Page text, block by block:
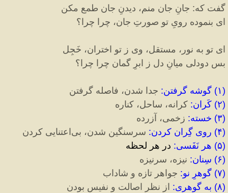
گفت که: جانِ جان منم، دیدنِ جان طمع مکن
ای بنموده رویِ تو صورتِ جان، چرا چرا؟
ای تو به نور، مستقل، وی ز تو اختران، خَجِل
بس دودلی میانِ دل ز ابرِ گمان چرا چرا؟
(۱) گوشه گرفتن: جدا شدن، فاصله گرفتن
(۲) کَران: کرانه، ساحل، کناره
(۳) خسته: زخمی، آزرده
(۴) روی گِران کردن: سرسنگین شدن، بی‌اعتنایی کردن
(۵) هر نَفَسی: در هر لحظه
(۶) سِنان: نیزه، سرنیزه
(۷) گوهرِ نو: جواهر تازه و شاداب
(۸) به گوهری: از نظر اصالت و نفیس بودن